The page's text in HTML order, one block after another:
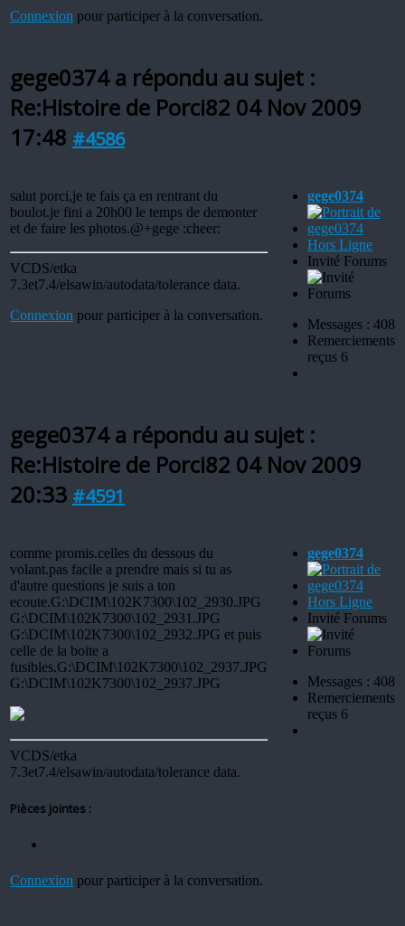
Connexion pour participer à la conversation.
gege0374 a répondu au sujet :
Re:Histoire de Porci82 04 Nov 2009
17:48 #4586
salut porci,je te fais ça en rentrant du
boulot.je fini a 20h00 le temps de demonter
et de faire les photos.@+gege :cheer:
VCDS/etka
7.3et7.4/elsawin/autodata/tolerance data.
Connexion pour participer à la conversation.
gege0374
Hors Ligne
Invité Forums
Messages : 408
Remerciements
reçus 6
gege0374 a répondu au sujet :
Re:Histoire de Porci82 04 Nov 2009
20:33 #4591
comme promis.celles du dessous du
volant.pas facile a prendre mais si tu as
d'autre questions je suis a ton
ecoute.G:\DCIM\102K7300\102_2930.JPG
G:\DCIM\102K7300\102_2931.JPG
G:\DCIM\102K7300\102_2932.JPG et puis
celle de la boite a
fusibles.G:\DCIM\102K7300\102_2937.JPG
G:\DCIM\102K7300\102_2937.JPG
VCDS/etka
7.3et7.4/elsawin/autodata/tolerance data.
Pièces jointes :
Connexion pour participer à la conversation.
gege0374
Hors Ligne
Invité Forums
Messages : 408
Remerciements
reçus 6